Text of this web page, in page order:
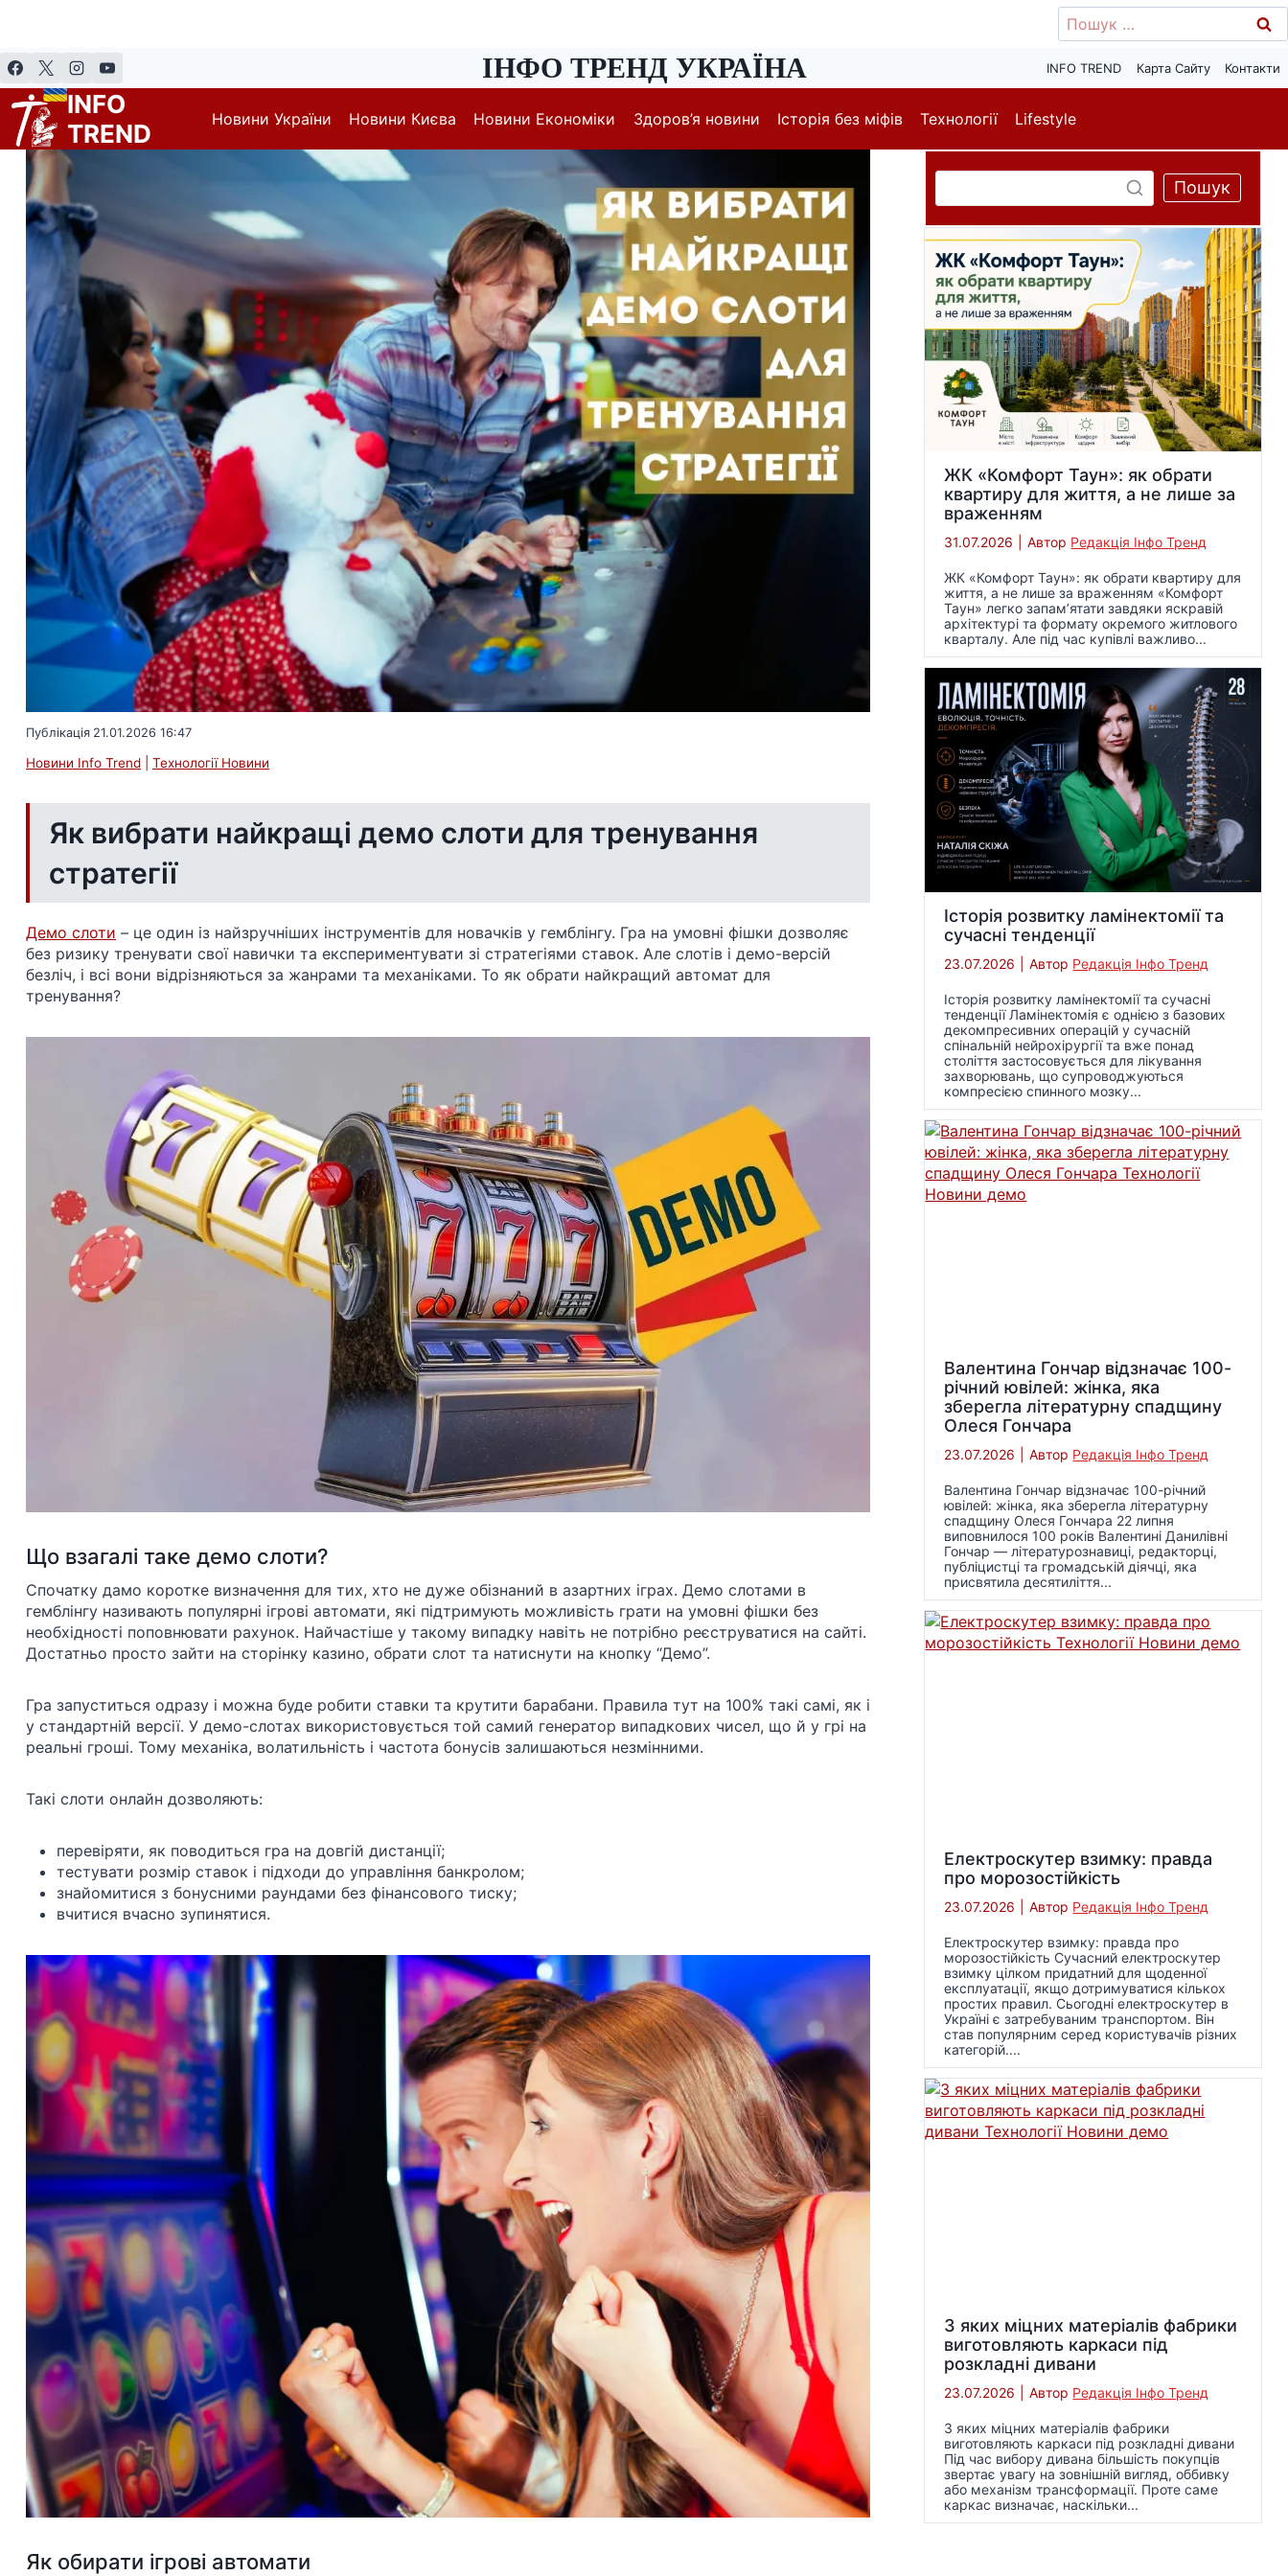
вмісту
Пошук:
ІНФО ТРЕНД УКРАЇНА INFO TREND Карта Сайту Контакти
INFO
TREND
Новини України Новини Києва Новини Економіки Здоров’я новини Історія без міфів Технології Lifestyle
Публікація 21.01.2026 16:47
Новини Info Trend Технології Новини
Як вибрати найкращі демо слоти для тренування
стратегії
Демо слоти – це один із найзручніших інструментів для новачків у гемблінгу. Гра на умовні фішки дозволяє
без ризику тренувати свої навички та експериментувати зі стратегіями ставок. Але слотів і демо-версій
безліч, і всі вони відрізняються за жанрами та механіками. То як обрати найкращий автомат для
тренування?
Що взагалі таке демо слоти?
Спочатку дамо коротке визначення для тих, хто не дуже обізнаний в азартних іграх. Демо слотами в
гемблінгу називають популярні ігрові автомати, які підтримують можливість грати на умовні фішки без
необхідності поповнювати рахунок. Найчастіше у такому випадку навіть не потрібно реєструватися на сайті.
Достатньо просто зайти на сторінку казино, обрати слот та натиснути на кнопку “Демо”.
Гра запуститься одразу і можна буде робити ставки та крутити барабани. Правила тут на 100% такі самі, як і
у стандартній версії. У демо-слотах використовується той самий генератор випадкових чисел, що й у грі на
реальні гроші. Тому механіка, волатильність і частота бонусів залишаються незмінними.
Такі слоти онлайн дозволяють:
перевіряти, як поводиться гра на довгій дистанції;
тестувати розмір ставок і підходи до управління банкролом;
знайомитися з бонусними раундами без фінансового тиску;
вчитися вчасно зупинятися.
Як обирати ігрові автомати
Пошук
ЖК «Комфорт Таун»: як обрати
квартиру для життя, а не лише за
враженням
31.07.2026 Автор Редакція Інфо Тренд
ЖК «Комфорт Таун»: як обрати квартиру для
життя, а не лише за враженням «Комфорт
Таун» легко запам’ятати завдяки яскравій
архітектурі та формату окремого житлового
кварталу. Але під час купівлі важливо...
Історія розвитку ламінектомії та
сучасні тенденції
23.07.2026 Автор Редакція Інфо Тренд
Історія розвитку ламінектомії та сучасні
тенденції Ламінектомія є однією з базових
декомпресивних операцій у сучасній
спінальній нейрохірургії та вже понад
століття застосовується для лікування
захворювань, що супроводжуються
компресією спинного мозку...
Валентина Гончар відзначає 100-
річний ювілей: жінка, яка
зберегла літературну спадщину
Олеся Гончара
23.07.2026 Автор Редакція Інфо Тренд
Валентина Гончар відзначає 100-річний
ювілей: жінка, яка зберегла літературну
спадщину Олеся Гончара 22 липня
виповнилося 100 років Валентині Данилівні
Гончар — літературознавиці, редакторці,
публіцистці та громадській діячці, яка
присвятила десятиліття...
Електроскутер взимку: правда
про морозостійкість
23.07.2026 Автор Редакція Інфо Тренд
Електроскутер взимку: правда про
морозостійкість Сучасний електроскутер
взимку цілком придатний для щоденної
експлуатації, якщо дотримуватися кількох
простих правил. Сьогодні електроскутер в
Україні є затребуваним транспортом. Він
став популярним серед користувачів різних
категорій....
З яких міцних матеріалів фабрики
виготовляють каркаси під
розкладні дивани
23.07.2026 Автор Редакція Інфо Тренд
З яких міцних матеріалів фабрики
виготовляють каркаси під розкладні дивани
Під час вибору дивана більшість покупців
звертає увагу на зовнішній вигляд, оббивку
або механізм трансформації. Проте саме
каркас визначає, наскільки...